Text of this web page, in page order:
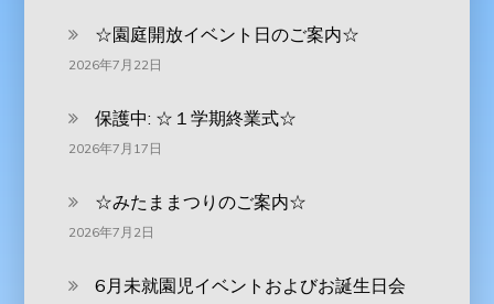
☆園庭開放イベント日のご案内☆
2026年7月22日
保護中: ☆１学期終業式☆
2026年7月17日
☆みたままつりのご案内☆
2026年7月2日
6月未就園児イベントおよびお誕生日会